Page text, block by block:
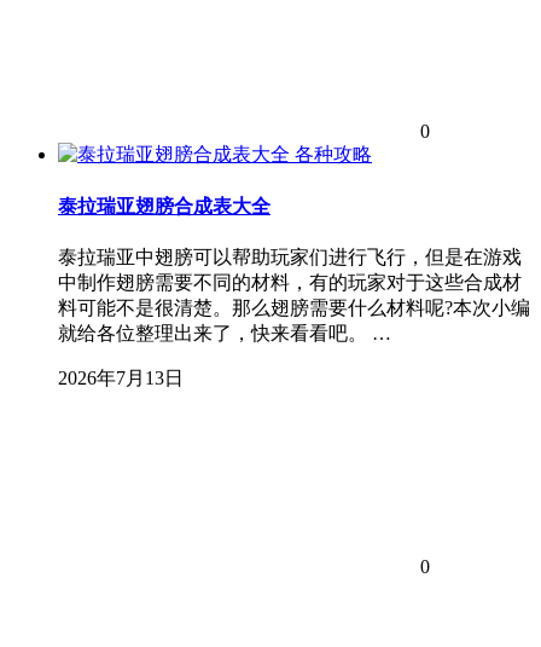
0
各种攻略
泰拉瑞亚翅膀合成表大全
泰拉瑞亚中翅膀可以帮助玩家们进行飞行，但是在游戏
中制作翅膀需要不同的材料，有的玩家对于这些合成材
料可能不是很清楚。那么翅膀需要什么材料呢?本次小编
就给各位整理出来了，快来看看吧。 …
2026年7月13日
0